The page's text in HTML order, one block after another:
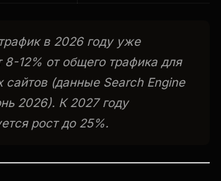
в 2026 году уже
8-12% от общего трафика для
сайтов (данные Search Engine
2026). К 2027 году
рост до 25%.